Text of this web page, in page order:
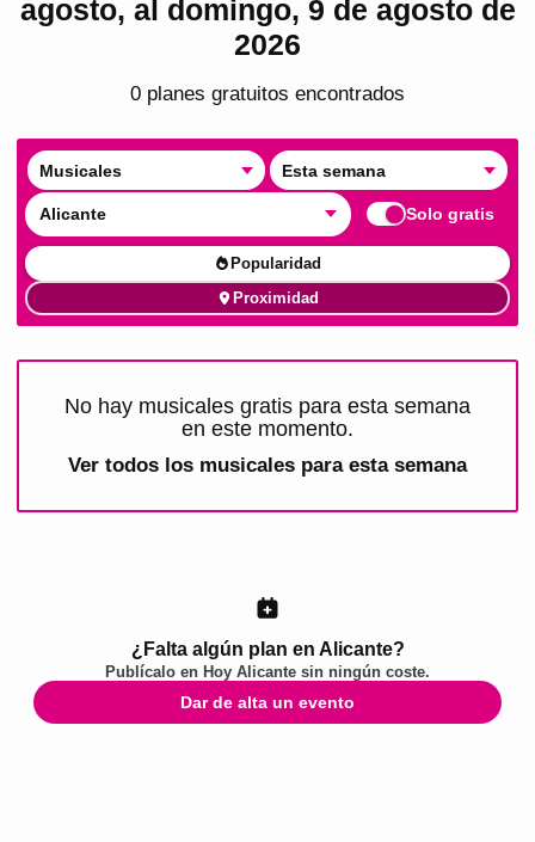
agosto, al domingo, 9 de agosto de
2026
0 planes gratuitos encontrados
Musicales Esta semana
Alicante Solo gratis
Popularidad
Proximidad
No hay musicales gratis para esta semana
en este momento.
Ver todos los musicales para esta semana
¿Falta algún plan en Alicante?
Publícalo en Hoy Alicante sin ningún coste.
Dar de alta un evento